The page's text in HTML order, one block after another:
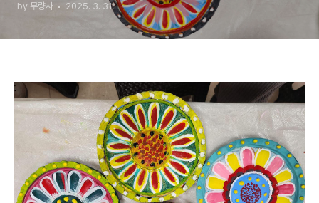
by 무량사 2025. 3. 31.